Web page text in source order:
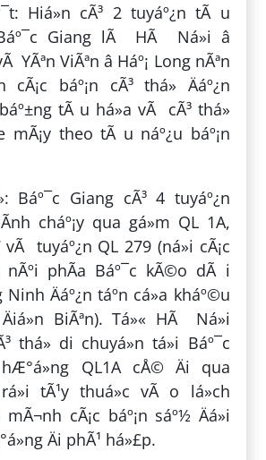
Hiá»n cÃ³ 2 tuyáº¿n tÃ u
Giang lÃ HÃ Ná»i â
vÃ YÃªn ViÃªn â Háº¡ Long nÃªn
cÃ¡c báº¡n cÃ³ thá» Äáº¿n
tÃ u há»a vÃ cÃ³ thá»
mÃ¡y theo tÃ u náº¿u báº¡n
Báº¯c Giang cÃ³ 4 tuyáº¿n
cháº¡y qua gá»m QL 1A,
tuyáº¿n QL 279 (ná»i cÃ¡c
nÃºi phÃ­a Báº¯c kÃ©o dÃ i
Ninh Äáº¿n táº­n cá»­a kháº©u
BiÃªn). Tá»« HÃ Ná»i
thá» di chuyá»n tá»i Báº¯c
QL1A cÅ© Äi qua
tÃ¹y thuá»c vÃ o lá»ch
cÃ¡c báº¡n sáº½ Äá»i
Äi phÃ¹ há»£p.